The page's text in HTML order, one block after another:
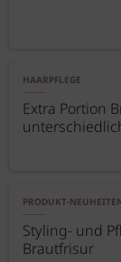
HAARPFLEGE
Extra Portion
PRODUKT-
Styling- und
Brautfrisur